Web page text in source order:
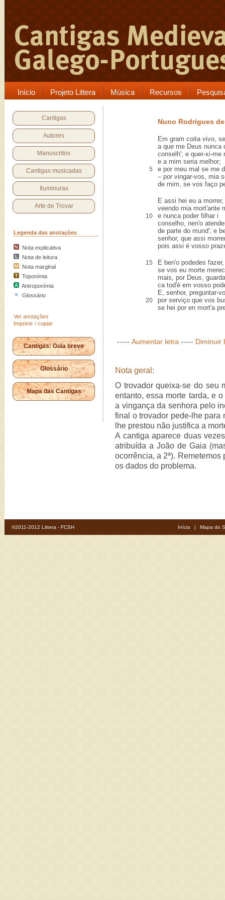
Início Projeto Littera Música Recursos
Cantigas
Autores
Manuscritos
Cantigas musicadas
Iluminuras
Arte de Trovar
Legenda das anotações
Nota explicativa
Nota de leitura
Nota marginal
Toponímia
Antroponímia
Glossário
Ver anotações
Imprimir / copiar
Cantigas: Guia breve
Glossário
Mapa das Cantigas
Nuno Rodrigues
Em gram coita vivo,
a que me Deus nunca
conselh'; e quer-xi-me
e a mim seria melhor;
5
e por meu mal se me
– por vingar-vos, mia
de mim, se vos faço
E assi hei eu a morrer,
veendo mia mort'ante
10
e nunca poder filhar i
conselho, nen'o
de parte do mund'; e
senhor, que assi
pois assi é vosso
15
E ben'o podedes fazer,
se vos eu morte
mais, por Deus,
ca tod'é em vosso
E, senhor, preguntar-
20
por serviço que vos
se hei por en mort'a
----- Aumentar letra ----- Diminuir
Nota geral:
O trovador queixa-se do seu
entanto, essa morte tarda, e
a vingança da senhora pelo
final o trovador pede-lhe para
lhe prestou não justifica a
A cantiga aparece duas
atribuída a João de Gaia
ocorrência, a 2ª).
os dados do problema.
©2011-2012 Littera - FCSH Início | Mapa do